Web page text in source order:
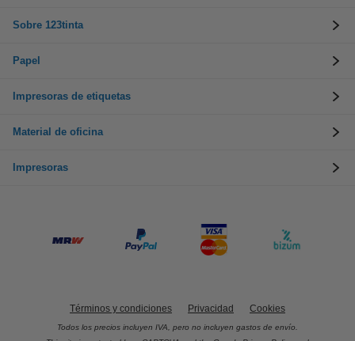
Sobre 123tinta
Papel
Impresoras de etiquetas
Material de oficina
Impresoras
Términos y condiciones Privacidad Cookies
Todos los precios incluyen IVA, pero no incluyen gastos de envío.